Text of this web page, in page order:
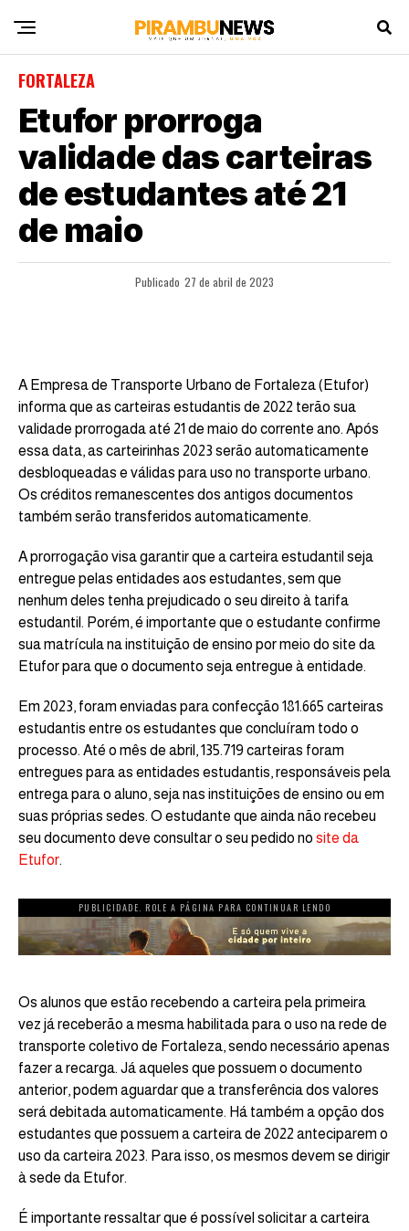
FORTALEZA
Etufor prorroga
validade das carteiras
de estudantes até 21
de maio
Publicado 27 de abril de 2023
A Empresa de Transporte Urbano de Fortaleza (Etufor)
informa que as carteiras estudantis de 2022 terão sua
validade prorrogada até 21 de maio do corrente ano. Após
essa data, as carteirinhas 2023 serão automaticamente
desbloqueadas e válidas para uso no transporte urbano.
Os créditos remanescentes dos antigos documentos
também serão transferidos automaticamente.
A prorrogação visa garantir que a carteira estudantil seja
entregue pelas entidades aos estudantes, sem que
nenhum deles tenha prejudicado o seu direito à tarifa
estudantil. Porém, é importante que o estudante confirme
sua matrícula na instituição de ensino por meio do site da
Etufor para que o documento seja entregue à entidade.
Em 2023, foram enviadas para confecção 181.665 carteiras
estudantis entre os estudantes que concluíram todo o
processo. Até o mês de abril, 135.719 carteiras foram
entregues para as entidades estudantis, responsáveis pela
entrega para o aluno, seja nas instituições de ensino ou em
suas próprias sedes. O estudante que ainda não recebeu
seu documento deve consultar o seu pedido no site da
Etufor.
PUBLICIDADE. ROLE A PÁGINA PARA CONTINUAR LENDO
Os alunos que estão recebendo a carteira pela primeira
vez já receberão a mesma habilitada para o uso na rede de
transporte coletivo de Fortaleza, sendo necessário apenas
fazer a recarga. Já aqueles que possuem o documento
anterior, podem aguardar que a transferência dos valores
será debitada automaticamente. Há também a opção dos
estudantes que possuem a carteira de 2022 anteciparem o
uso da carteira 2023. Para isso, os mesmos devem se dirigir
à sede da Etufor.
É importante ressaltar que é possível solicitar a carteira